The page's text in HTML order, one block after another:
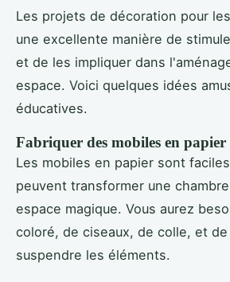
Les projets de décoration pour
une excellente manière de
et de les impliquer dans
espace. Voici quelques idées
éducatives.
Fabriquer des mobiles en papier
Les mobiles en papier sont
peuvent transformer une
espace magique. Vous aurez
coloré, de ciseaux, de colle, et
suspendre les éléments.